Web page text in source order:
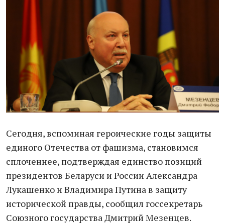
Сегодня, вспоминая героические годы защиты
единого Отечества от фашизма, становимся
сплоченнее, подтверждая единство позиций
президентов Беларуси и России Александра
Лукашенко и Владимира Путина в защиту
исторической правды, сообщил госсекретарь
Союзного государства Дмитрий Мезенцев.